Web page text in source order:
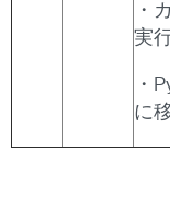
・
実
・
に